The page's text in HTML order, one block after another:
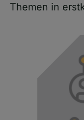
Themen in